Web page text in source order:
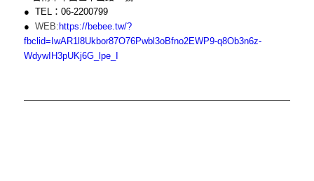
● TEL：06-2200799
● WEB: https://bebee.tw/?
fbclid=IwAR1l8Ukbor87O76Pwbl3oBfno2EWP9-q8Ob3n6z-
WdywIH3pUKj6G_lpe_I